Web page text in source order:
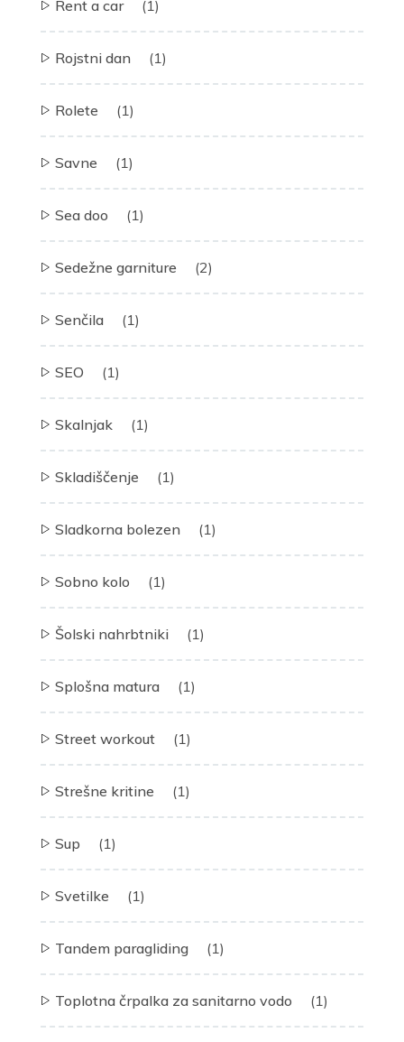
Rent a car (1)
Rojstni dan (1)
Rolete (1)
Savne (1)
Sea doo (1)
Sedežne garniture (2)
Senčila (1)
SEO (1)
Skalnjak (1)
Skladiščenje (1)
Sladkorna bolezen (1)
Sobno kolo (1)
Šolski nahrbtniki (1)
Splošna matura (1)
Street workout (1)
Strešne kritine (1)
Sup (1)
Svetilke (1)
Tandem paragliding (1)
Toplotna črpalka za sanitarno vodo (1)